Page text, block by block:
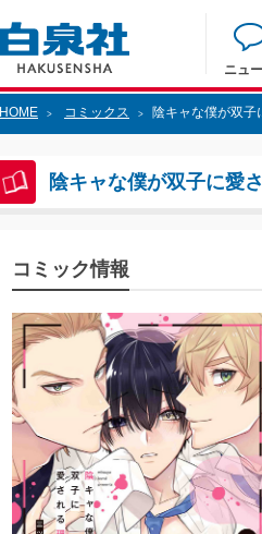
ニュ
HOME > コミックス > 陰キャな僕が双子
陰キャな僕が双子に愛
コミック情報